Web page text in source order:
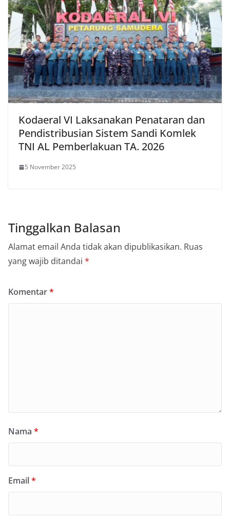
Kodaeral VI Laksanakan Penataran dan
Pendistribusian Sistem Sandi Komlek
TNI AL Pemberlakuan TA. 2026
5 November 2025
Tinggalkan Balasan
Alamat email Anda tidak akan dipublikasikan. Ruas
yang wajib ditandai *
Komentar*
Nama *
Email*